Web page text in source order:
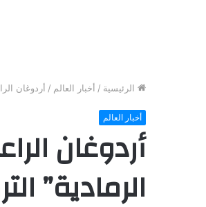
الرئيسية / أخبار العالم / أردوغان
أخبار العالم
أردوغان
الرمادية”